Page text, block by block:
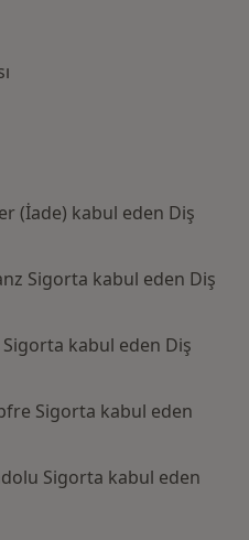
(İade) kabul eden Diş
Sigorta kabul eden Diş
kabul eden Diş
Sigorta kabul eden
Sigorta kabul eden